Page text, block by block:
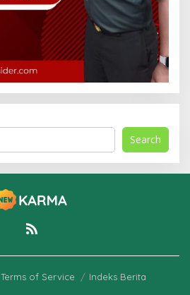
Search
Terms of Service Indeks Berita